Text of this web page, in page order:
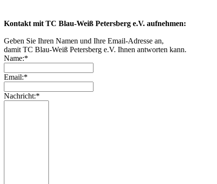
Kontakt mit TC Blau-Weiß Petersberg e.V. aufnehmen:
Geben Sie Ihren Namen und Ihre Email-Adresse an,
damit TC Blau-Weiß Petersberg e.V. Ihnen antworten kann.
Name:*
Email:*
Nachricht:*